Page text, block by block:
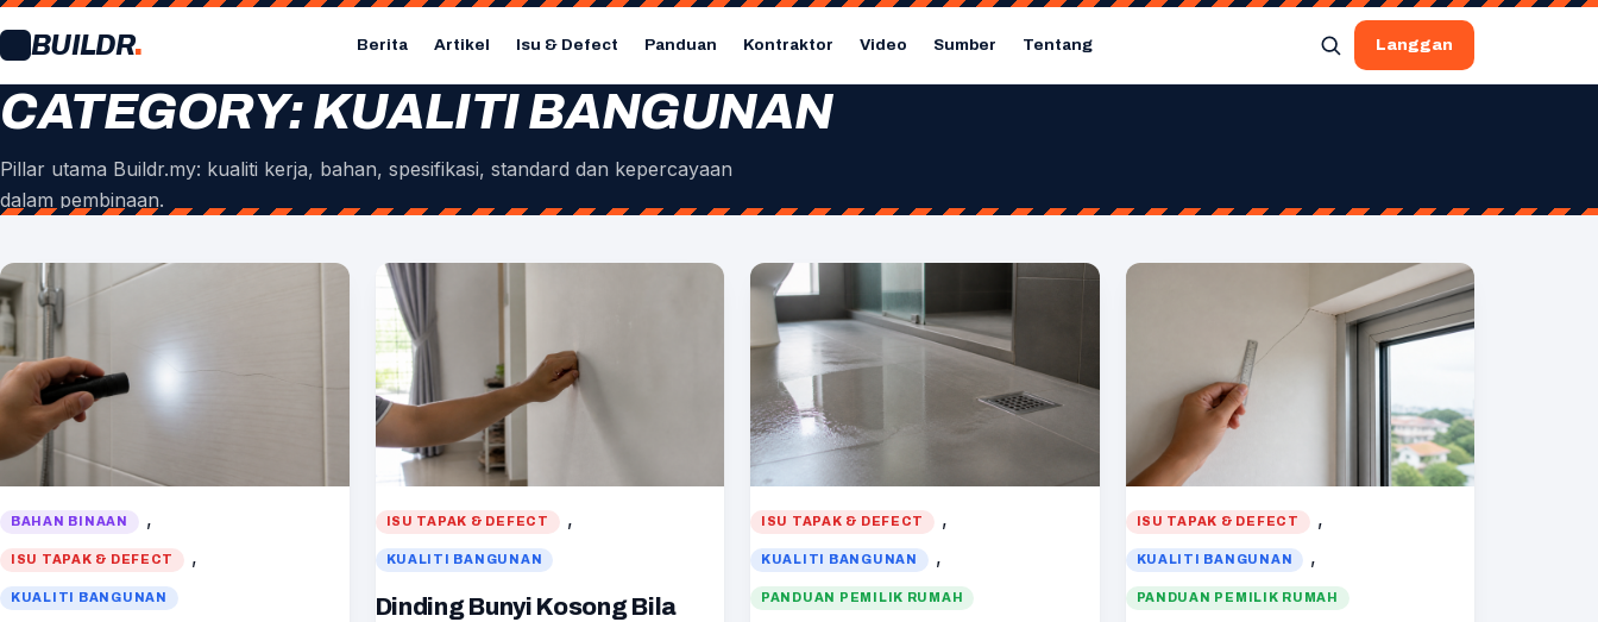
Skip
content
BUILDR. Berita Artikel Isu & Defect Panduan Kontraktor Video Sumber Tentang Langgan
CATEGORY:KUALITI BANGUNAN
Pillar utama Buildr.my: kualiti kerja, bahan, spesifikasi, standard dan kepercayaan
dalam pembinaan.
BAHAN BINAAN ,
ISU TAPAK & DEFECT ,
KUALITI BANGUNAN
ISU TAPAK & DEFECT ,
KUALITI BANGUNAN
Dinding Bunyi Kosong Bila
ISU TAPAK & DEFECT ,
KUALITI BANGUNAN ,
PANDUAN PEMILIK RUMAH
ISU TAPAK & DEFECT ,
KUALITI BANGUNAN ,
PANDUAN PEMILIK RUMAH